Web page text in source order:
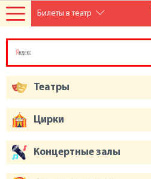
Театры
Цирки
Концертные залы
Билеты в театр